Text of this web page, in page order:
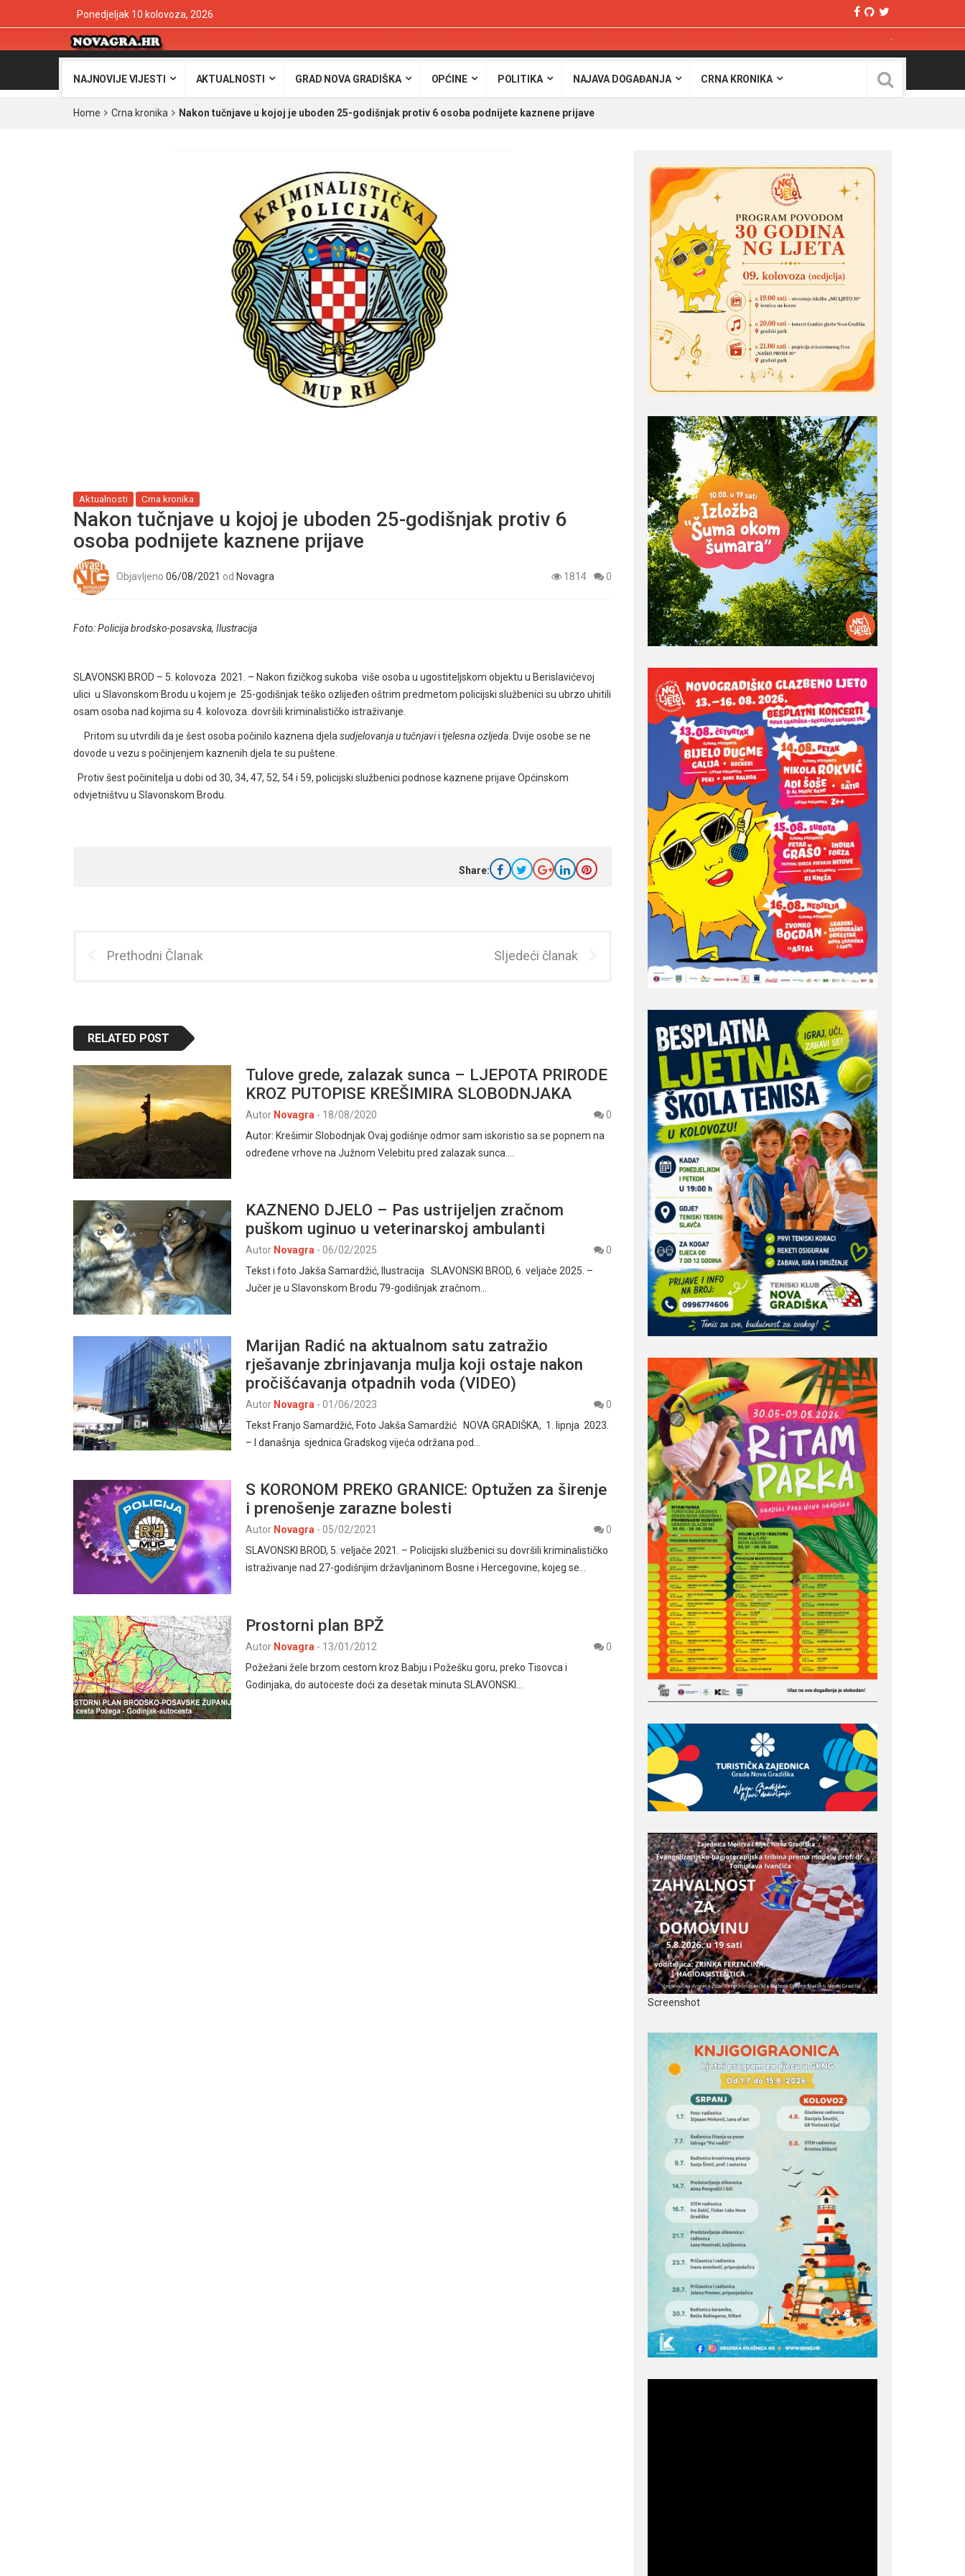
Ponedjeljak 10 kolovoza, 2026
NAJNOVIJE VIJESTI AKTUALNOSTI GRAD NOVA GRADIŠKA OPĆINE POLITIKA NAJAVA DOGAĐANJA CRNA KRONIKA
Home Crna kronika Nakon tučnjave u kojoj je uboden 25-godišnjak protiv 6 osoba podnijete kaznene prijave
Aktualnosti Crna kronika
Nakon tučnjave u kojoj je uboden 25-godišnjak protiv 6
osoba podnijete kaznene prijave
Objavljeno 06/08/2021 od Novagra 1814 0
Foto: Policija brodsko-posavska, Ilustracija
SLAVONSKI BROD – 5. kolovoza 2021. – Nakon fizičkog sukoba više osoba u ugostiteljskom objektu u Berislavićevoj
ulici u Slavonskom Brodu u kojem je 25-godišnjak teško ozlijeđen oštrim predmetom policijski službenici su ubrzo uhitili
osam osoba nad kojima su 4. kolovoza. dovršili kriminalističko istraživanje.
Pritom su utvrdili da je šest osoba počinilo kaznena djela sudjelovanja u tučnjavii tjelesna ozljeda . Dvije osobe se ne
dovode u vezu s počinjenjem kaznenih djela te su puštene.
Protiv šest počinitelja u dobi od 30, 34, 47, 52, 54 i 59, policijski službenici podnose kaznene prijave Općinskom
odvjetništvu u Slavonskom Brodu.
Share:
Prethodni Članak Sljedeći članak
RELATED POST
Tulove grede, zalazak sunca – LJEPOTA PRIRODE
KROZ PUTOPISE KREŠIMIRA SLOBODNJAKA
Autor Novagra - 18/08/2020
0
Autor: Krešimir Slobodnjak Ovaj godišnje odmor sam iskoristio sa se popnem na
određene vrhove na Južnom Velebitu pred zalazak sunca.…
KAZNENO DJELO – Pas ustrijeljen zračnom
puškom uginuo u veterinarskoj ambulanti
Autor Novagra - 06/02/2025
0
Tekst i foto Jakša Samardžić, Ilustracija SLAVONSKI BROD, 6. veljače 2025. –
Jučer je u Slavonskom Brodu 79-godišnjak zračnom…
Marijan Radić na aktualnom satu zatražio
rješavanje zbrinjavanja mulja koji ostaje nakon
pročišćavanja otpadnih voda (VIDEO)
Autor Novagra - 01/06/2023
0
Tekst Franjo Samardžić, Foto Jakša Samardžić NOVA GRADIŠKA, 1. lipnja 2023.
– I današnja sjednica Gradskog vijeća održana pod…
S KORONOM PREKO GRANICE: Optužen za širenje
i prenošenje zarazne bolesti
Autor Novagra - 05/02/2021
0
SLAVONSKI BROD, 5. veljače 2021. – Policijski službenici su dovršili kriminalističko
istraživanje nad 27-godišnjim državljaninom Bosne i Hercegovine, kojeg se…
Prostorni plan BPŽ
Autor Novagra - 13/01/2012
0
Požežani žele brzom cestom kroz Babju i Požešku goru, preko Tisovca i
Godinjaka, do autoceste doći za desetak minuta SLAVONSKI…
Screenshot